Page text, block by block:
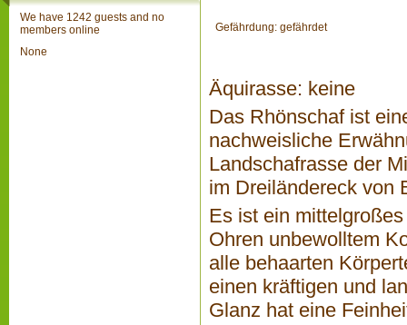
We have 1242 guests and no
members online
None
Gefährdung: gefährdet
Äquirasse: keine
Das Rhönschaf ist
nachweisliche
Landschafrasse der
im Dreiländereck von
Es ist ein
Ohren unbewolltem
alle behaarten
einen kräftigen und
Glanz hat eine